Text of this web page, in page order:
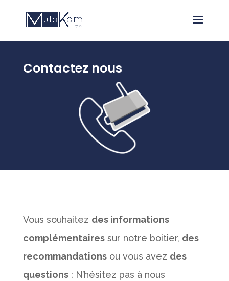
Contactez nous
Vous souhaitez des informations
complémentairessur notre boitier, des
recommandationsou vous avez des
questions: N’hésitez pas à nous